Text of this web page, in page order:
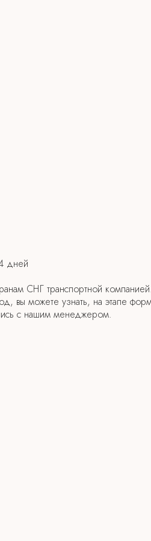
дней
СНГ транспортной
вы можете узнать, на этапе
с нашим менеджером.